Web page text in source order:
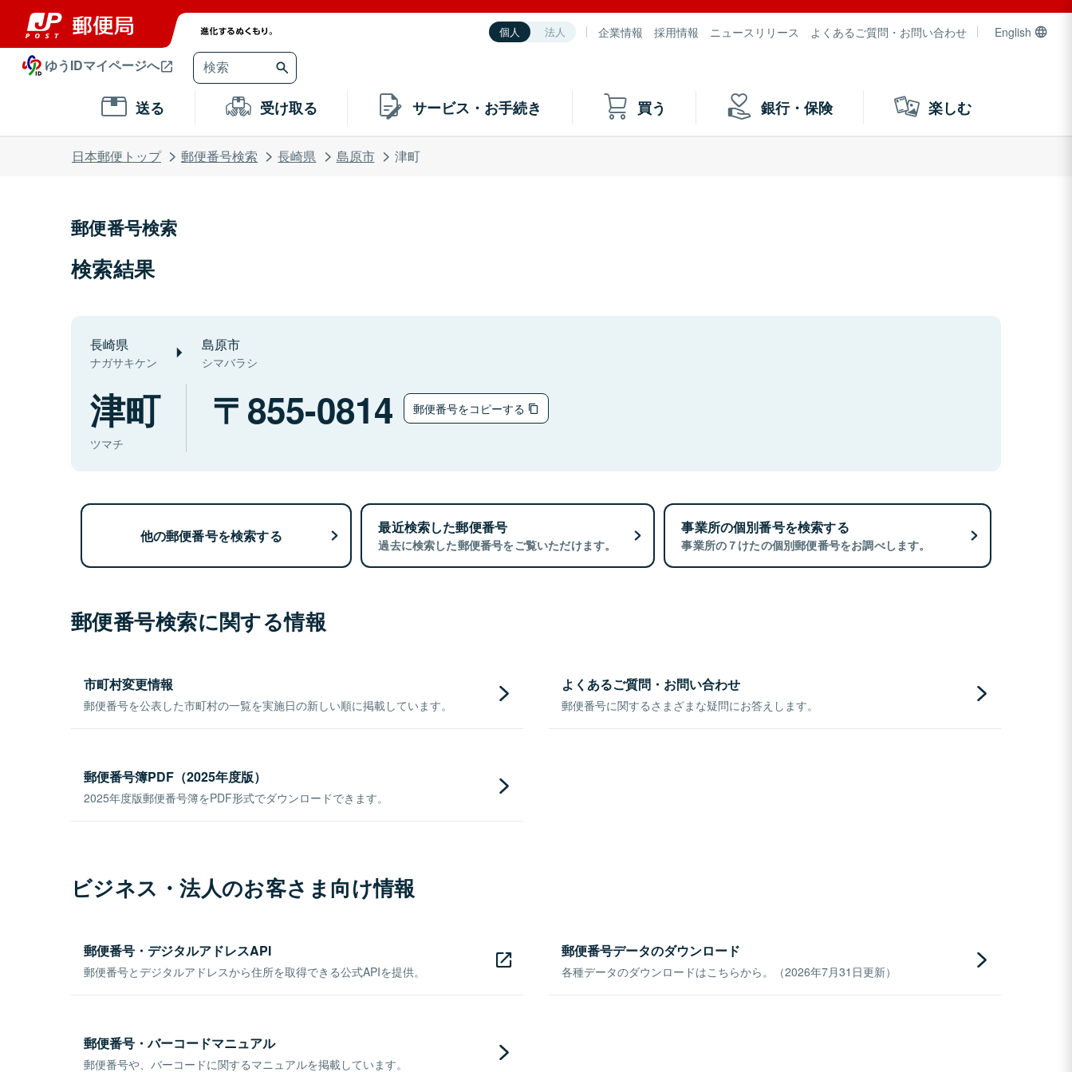
個人 法人 企業情報 採用情報 ニュースリリース よくあるご質問・お問い合わせ English
ゆうIDマイページへ
送る 受け取る サービス・お手続き 買う 銀行・保険 楽しむ
日本郵便トップ 郵便番号検索 長崎県 島原市 津町
郵便番号検索
検索結果
長崎県
ナガサキケン
島原市
シマバラシ
津町
ツマチ
855-0814 郵便番号をコピーする
他の郵便番号を検索する 最近検索した郵便番号
過去に検索した郵便番号をご覧いただけます。
事業所の個別番号を検索する
事業所の７けたの個別郵便番号をお調べします。
郵便番号検索に関する情報
市町村変更情報
郵便番号を公表した市町村の一覧を実施日の新しい順に掲載しています。
よくあるご質問・お問い合わせ
郵便番号に関するさまざまな疑問にお答えします。
郵便番号簿PDF（2025年度版）
2025年度版郵便番号簿をPDF形式でダウンロードできます。
ビジネス・法人のお客さま向け情報
郵便番号・デジタルアドレスAPI
郵便番号とデジタルアドレスから住所を取得できる公式APIを提供。
郵便番号データのダウンロード
各種データのダウンロードはこちらから。（2026年7月31日更新）
郵便番号・バーコードマニュアル
郵便番号や、バーコードに関するマニュアルを掲載しています。